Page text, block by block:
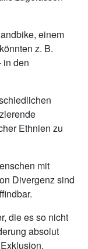
einem
z. B.
in den
Ethnien zu
mit
Divergenz sind
die es so nicht
absolut